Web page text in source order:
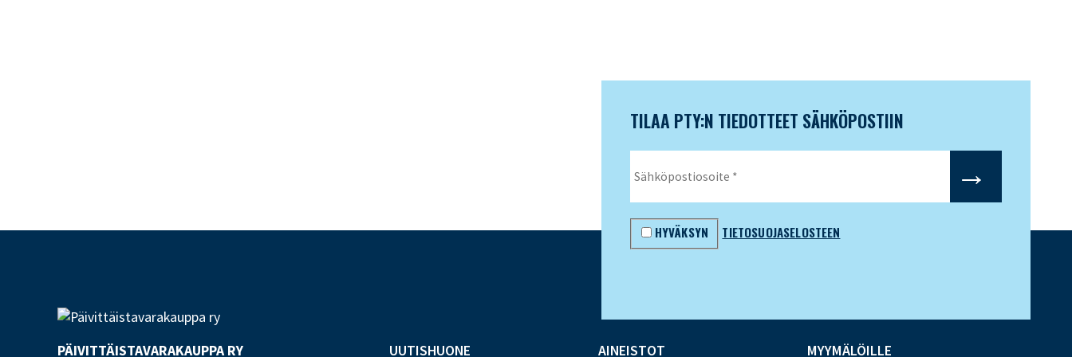
TILAA PTY:N TIEDOTTEET SÄHKÖPOSTIIN
HYVÄKSYN TIETOSUOJASELOSTEEN
PÄIVITTÄISTAVARA­KAUPPA RY UUTISHUONE AINEISTOT MYYMÄLÖILLE